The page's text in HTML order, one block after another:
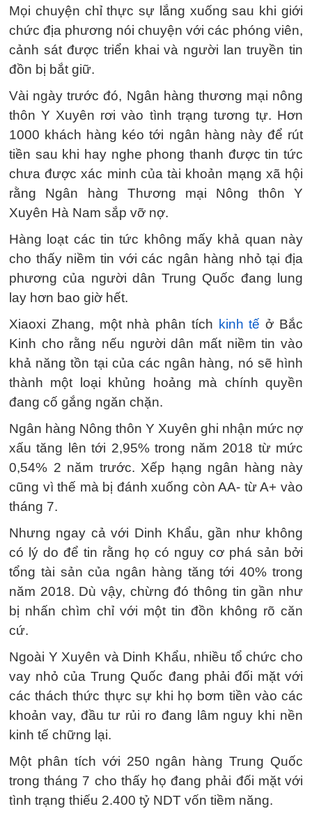
Mọi chuyện chỉ thực sự lắng xuống sau khi giới
chức địa phương nói chuyện với các phóng viên,
cảnh sát được triển khai và người lan truyền tin
đồn bị bắt giữ.
Vài ngày trước đó, Ngân hàng thương mại nông
thôn Y Xuyên rơi vào tình trạng tương tự. Hơn
1000 khách hàng kéo tới ngân hàng này để rút
tiền sau khi hay nghe phong thanh được tin tức
chưa được xác minh của tài khoản mạng xã hội
rằng Ngân hàng Thương mại Nông thôn Y
Xuyên Hà Nam sắp vỡ nợ.
Hàng loạt các tin tức không mấy khả quan này
cho thấy niềm tin với các ngân hàng nhỏ tại địa
phương của người dân Trung Quốc đang lung
lay hơn bao giờ hết.
Xiaoxi Zhang, một nhà phân tích kinh tế ở Bắc
Kinh cho rằng nếu người dân mất niềm tin vào
khả năng tồn tại của các ngân hàng, nó sẽ hình
thành một loại khủng hoảng mà chính quyền
đang cố gắng ngăn chặn.
Ngân hàng Nông thôn Y Xuyên ghi nhận mức nợ
xấu tăng lên tới 2,95% trong năm 2018 từ mức
0,54% 2 năm trước. Xếp hạng ngân hàng này
cũng vì thế mà bị đánh xuống còn AA- từ A+ vào
tháng 7.
Nhưng ngay cả với Dinh Khẩu, gần như không
có lý do để tin rằng họ có nguy cơ phá sản bởi
tổng tài sản của ngân hàng tăng tới 40% trong
năm 2018. Dù vậy, chừng đó thông tin gần như
bị nhấn chìm chỉ với một tin đồn không rõ căn
cứ.
Ngoài Y Xuyên và Dinh Khẩu, nhiều tổ chức cho
vay nhỏ của Trung Quốc đang phải đối mặt với
các thách thức thực sự khi họ bơm tiền vào các
khoản vay, đầu tư rủi ro đang lâm nguy khi nền
kinh tế chững lại.
Một phân tích với 250 ngân hàng Trung Quốc
trong tháng 7 cho thấy họ đang phải đối mặt với
tình trạng thiếu 2.400 tỷ NDT vốn tiềm năng.